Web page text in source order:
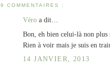
9 COMMENTAIRES :
Véro a dit…
Bon, eh bien celui-là non plus
Rien à voir mais je suis en
14 JANVIER, 2013